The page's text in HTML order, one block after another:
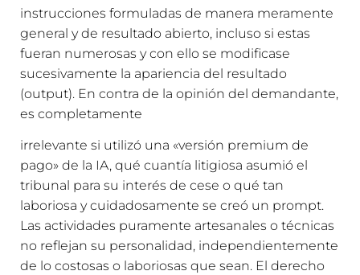
instrucciones formuladas de manera meramente
general y de resultado abierto, incluso si estas
fueran numerosas y con ello se modificase
sucesivamente la apariencia del resultado
(output). En contra de la opinión del demandante,
es completamente
irrelevante si utilizó una «versión premium de
pago» de la IA, qué cuantía litigiosa asumió el
tribunal para su interés de cese o qué tan
laboriosa y cuidadosamente se creó un prompt.
Las actividades puramente artesanales o técnicas
no reflejan su personalidad, independientemente
de lo costosas o laboriosas que sean. El derecho